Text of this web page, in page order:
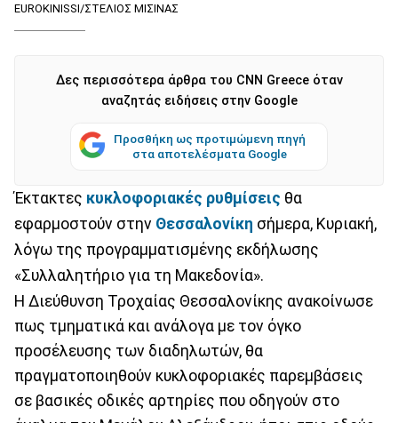
EUROKINISSI/ΣΤΕΛΙΟΣ ΜΙΣΙΝΑΣ
Δες περισσότερα άρθρα του CNN Greece όταν
αναζητάς ειδήσεις στην Google
Προσθήκη ως προτιμώμενη πηγή
στα αποτελέσματα Google
Έκτακτες κυκλοφοριακές ρυθμίσεις θα
εφαρμοστούν στην Θεσσαλονίκη σήμερα, Κυριακή,
λόγω της προγραμματισμένης εκδήλωσης
«Συλλαλητήριο για τη Μακεδονία».
Η Διεύθυνση Τροχαίας Θεσσαλονίκης ανακοίνωσε
πως τμηματικά και ανάλογα με τον όγκο
προσέλευσης των διαδηλωτών, θα
πραγματοποιηθούν κυκλοφοριακές παρεμβάσεις
σε βασικές οδικές αρτηρίες που οδηγούν στο